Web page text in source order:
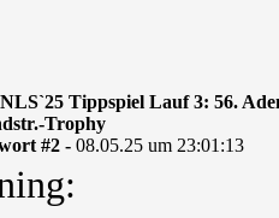
Tippspiel Lauf 3: 56.
Trophy
#2 - 08.05.25 um 23:01:13